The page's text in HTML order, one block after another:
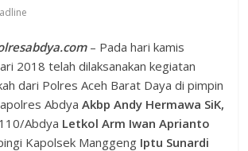
– Pada hari kamis
2018 telah dilaksanakan kegiatan
dari Polres Aceh Barat Daya di pimpin
AbdyaAkbp Andy Hermawa SiK,
Abdya Letkol Arm Iwan Aprianto
Kapolsek Manggeng Iptu Sunardi